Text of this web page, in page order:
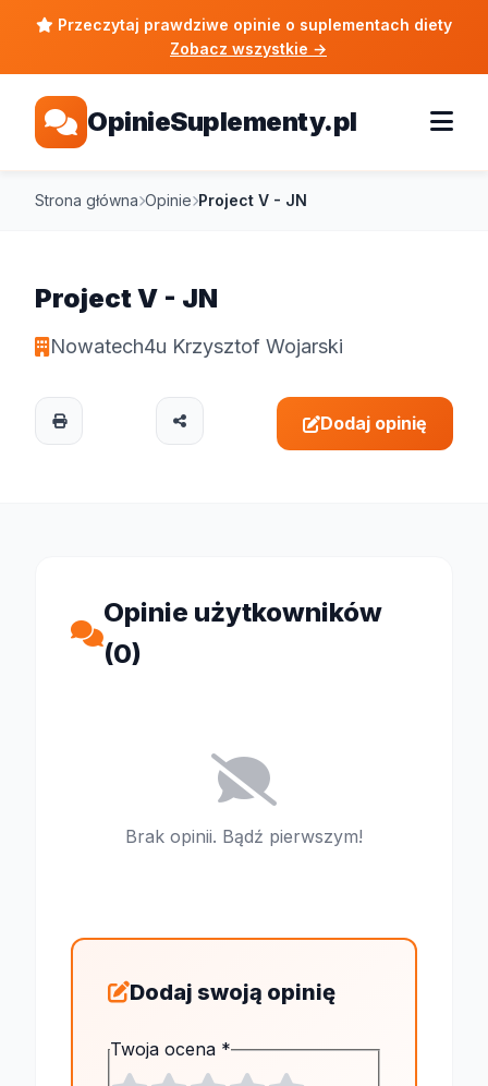
Przeczytaj prawdziwe opinie o suplementach diety
Zobacz wszystkie →
OpinieSuplementy.pl
Strona główna Opinie Project V - JN
Project V - JN
Nowatech4u Krzysztof Wojarski
Dodaj opinię
Opinie użytkowników
(0)
Brak opinii. Bądź pierwszym!
Dodaj swoją opinię
Twoja ocena *